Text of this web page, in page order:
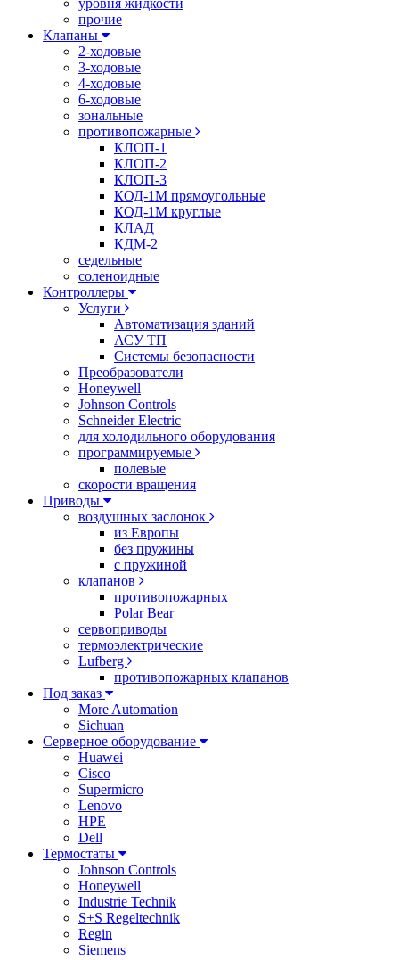
уровня жидкости
прочие
Клапаны
2-ходовые
3-ходовые
4-ходовые
6-ходовые
зональные
противопожарные
КЛОП-1
КЛОП-2
КЛОП-3
КОД-1М прямоугольные
КОД-1М круглые
КЛАД
КДМ-2
седельные
соленоидные
Контроллеры
Услуги
Автоматизация зданий
АСУ ТП
Системы безопасности
Преобразователи
Honeywell
Johnson Controls
Schneider Electric
для холодильного оборудования
программируемые
полевые
скорости вращения
Приводы
воздушных заслонок
из Европы
без пружины
с пружиной
клапанов
противопожарных
Polar Bear
сервоприводы
термоэлектрические
Lufberg
противопожарных клапанов
Под заказ
More Automation
Sichuan
Серверное оборудование
Huawei
Cisco
Supermicro
Lenovo
HPE
Dell
Термостаты
Johnson Controls
Honeywell
Industrie Technik
S+S Regeltechnik
Regin
Siemens